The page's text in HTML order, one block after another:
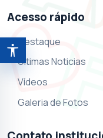
Abrir
Acesso rápido
Destaque
Ultimas Noticias
Vídeos
Galeria de Fotos